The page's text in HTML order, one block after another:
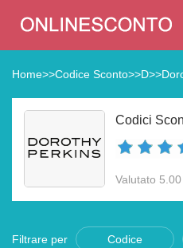
Home>>Codice Sconto>>D>>
Codici
Valutato
Filtrare per Codice